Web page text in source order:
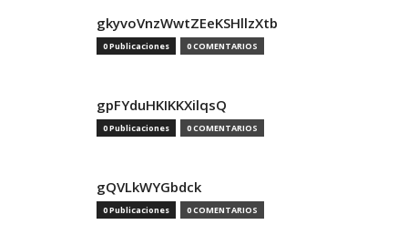
gkyvoVnzWwtZEeKSHllzXtb
0 Publicaciones 0 COMENTARIOS
gpFYduHKIKKXilqsQ
0 Publicaciones 0 COMENTARIOS
gQVLkWYGbdck
0 Publicaciones 0 COMENTARIOS